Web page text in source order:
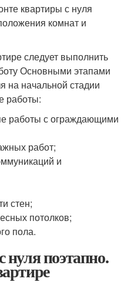
квартиры с нуля
комнат и
следует выполнить
Основными этапами
на начальной стадии
работы:
работы с ограждающими
работ;
и
стен;
потолков;
пола.
поэтапно.